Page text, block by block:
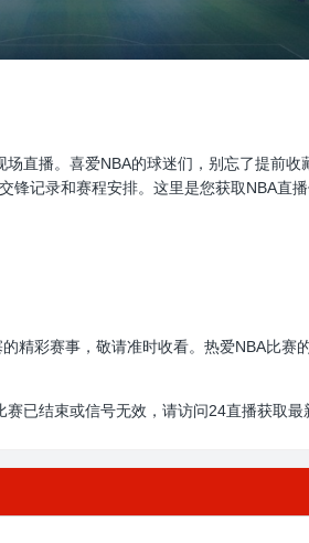
直播。喜爱NBA的球迷们，别忘了提前
记录和赛程安排。这里是您获取NBA直播
精彩赛事，敬请准时收看。热爱NBA比
已结束或信号无效，请访问24直播获取最